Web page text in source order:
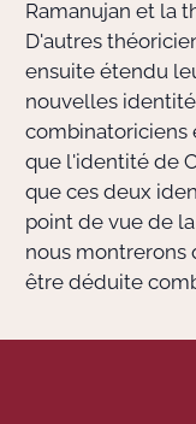
Ramanujan et la
D'autres
ensuite étendu
nouvelles
combinatoriciens
que l'identité de
que ces deux
point de vue de
nous montrerons
être déduite